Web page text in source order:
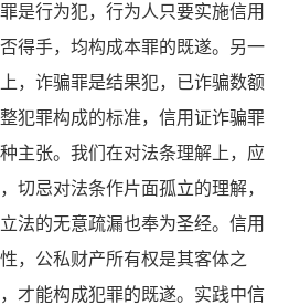
是行为犯，行为人只要实施信用
得手，均构成本罪的既遂。另一
，诈骗罪是结果犯，已诈骗数额
犯罪构成的标准，信用证诈骗罪
主张。我们在对法条理解上，应
切忌对法条作片面孤立的理解，
法的无意疏漏也奉为圣经。信用
，公私财产所有权是其客体之
才能构成犯罪的既遂。实践中信